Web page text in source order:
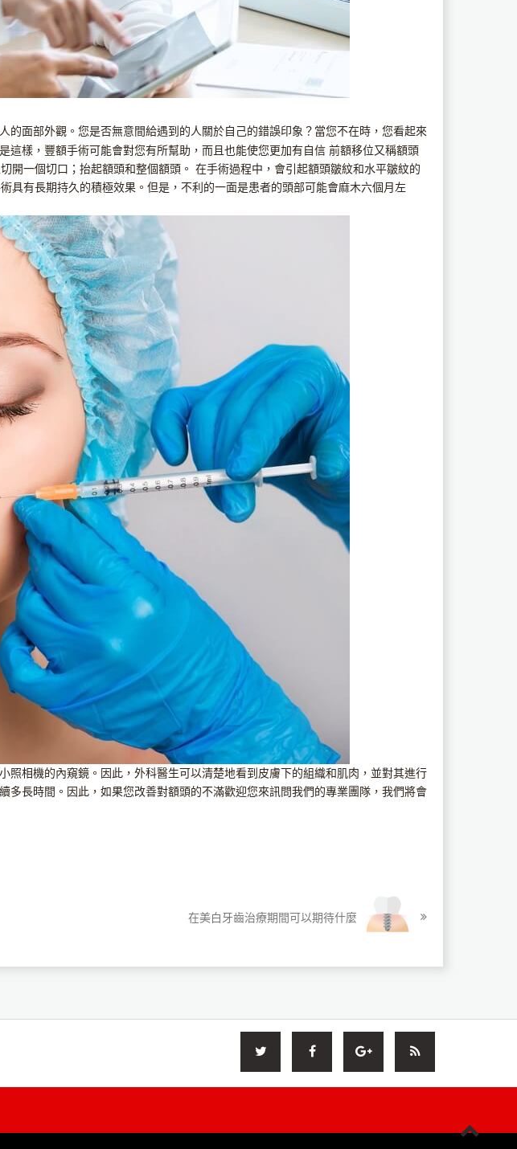
面部外觀。您是否無意間給遇到的人關於自己的錯誤印象？當您不在時，您看起來
樣，豐額手術可能會對您有所幫助，而且也能使您更加有自信 前額移位又稱額頭
一個切口；抬起額頭和整個額頭。 在手術過程中，會引起額頭皺紋和水平皺紋的
具有長期持久的積極效果。但是，不利的一面是患者的頭部可能會麻木六個月左
相機的內窺鏡。因此，外科醫生可以清楚地看到皮膚下的組織和肌肉，並對其進行
長時間。因此，如果您改善對額頭的不滿歡迎您來訊問我們的專業團隊，我們將會
在美白牙齒治療期間可以期待什麼